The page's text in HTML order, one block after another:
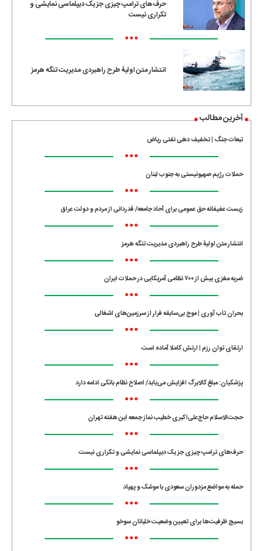
حرف‌های ترامپ چیزی جز یک دیپلماسی نمایشی و
تکراری نیست
•••
انتشار متن اولیۀ طرح راهبردی مدیریت تنگه هرمز
آخرین مطالب
تبعات جنگ | تخفیف دهی نفتی ریاض
•••
حملات رژیم صهیونیستی به جنوب لبنان
•••
زیست عفیفانه حق عمومی برای آحاد جامعه/ قدردانی از مردم و دولت عراق
•••
انتشار متن اولیۀ طرح راهبردی مدیریت تنگه هرمز
•••
ضربه مغزی بیش از ۷۰۰ نظامی آمریکایی در حملات ایران
•••
بحران تاب آوری | موج بی‌سابقه فرار از سرزمین‌های اشغالی
•••
ارتقای توان رزم | ارتش کاملا آماده است
•••
پزشکیان: مبلغ کالابرگ افزایش می‌یابد/ اصلاح نظام بانکی ادامه دارد
•••
حجت‌الاسلام حاج‌علی‌اکبری خطیب نماز جمعه این هفته تهران
•••
حرف‌های ترامپ چیزی جز یک دیپلماسی نمایشی و تکراری نیست
•••
حمله به مواضع مزدوران سعودی با موشک و پهپاد
•••
بسیج ظرفیت‌ها برای تعیین وضعیت خلبانان سوخو
•••